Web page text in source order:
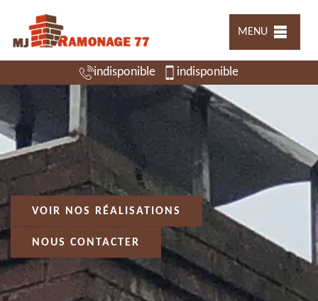
MENU
indisponible indisponible
VOIR NOS RÉALISATIONS
NOUS CONTACTER